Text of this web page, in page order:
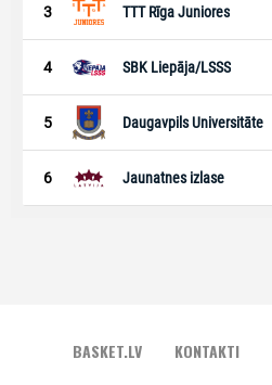
BASKET.LV KONTAKTI